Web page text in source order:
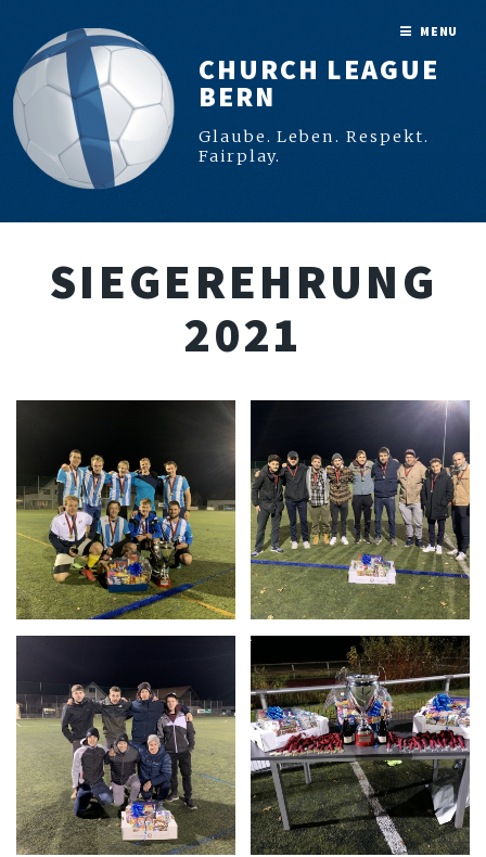
CHURCH LEAGUE
BERN
Glaube. Leben. Respekt.
Fairplay.
SIEGEREHRUNG
2021
1.
2021:
Brandröscht
2.
Rang
2021:
Lionhearts
C.F.
MENU